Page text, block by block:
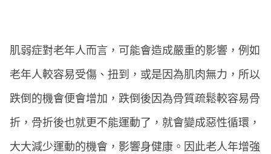
肌弱症對老年人而言，可能會造成嚴重的影響，例如
老年人較容易受傷、扭到，或是因為肌肉無力，所以
跌倒的機會便會增加，跌倒後因為骨質疏鬆較容易骨
折，骨折後也就更不能運動了，就會變成惡性循環，
大大減少運動的機會，影響身健康。因此老人年增強